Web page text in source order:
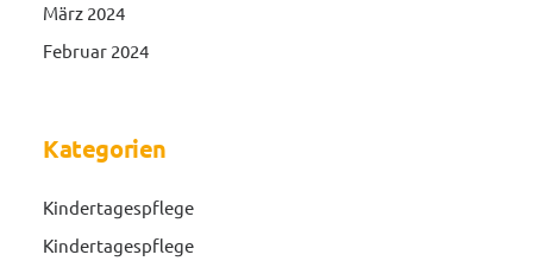
März 2024
Februar 2024
Kategorien
Kindertagespflege
Kindertagespflege